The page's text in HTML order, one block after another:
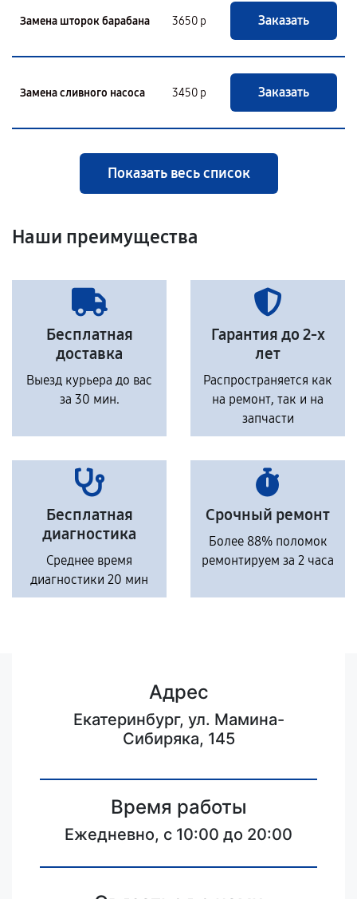
Замена шторок барабана 3650 р Заказать
Замена сливного насоса 3450 р Заказать
Показать весь список
Наши преимущества
Бесплатная
доставка
Выезд курьера до вас
за 30 мин.
Гарантия до 2-х
лет
Распространяется как
на ремонт, так и на
запчасти
Бесплатная
диагностика
Среднее время
диагностики 20 мин
Срочный ремонт
Более 88% поломок
ремонтируем за 2 часа
Адрес
Екатеринбург, ул. Мамина-
Сибиряка, 145
Время работы
Ежедневно, с 10:00 до 20:00